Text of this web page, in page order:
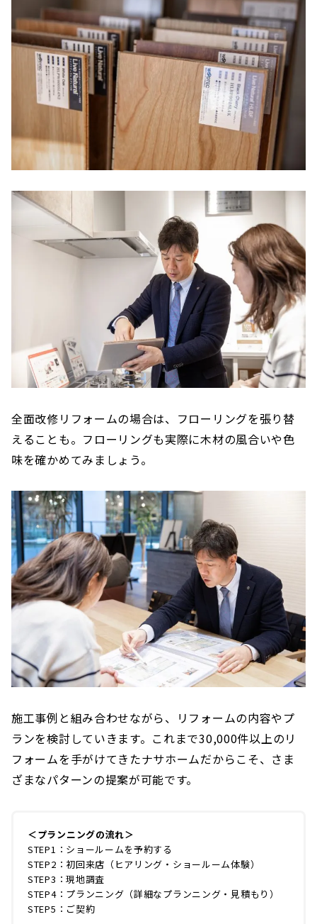
全面改修リフォームの場合は、フローリングを張り替
えることも。フローリングも実際に木材の風合いや色
味を確かめてみましょう。
施工事例と組み合わせながら、リフォームの内容やプ
ランを検討していきます。これまで30,000件以上のリ
フォームを手がけてきたナサホームだからこそ、さま
ざまなパターンの提案が可能です。
＜プランニングの流れ＞
STEP1：ショールームを予約する
STEP2：初回来店（ヒアリング・ショールーム体験）
STEP3：現地調査
STEP4：プランニング（詳細なプランニング・見積もり）
STEP5：ご契約